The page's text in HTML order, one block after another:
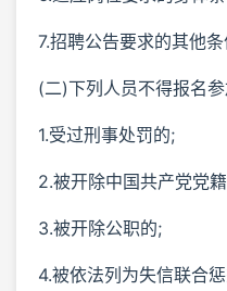
7.招聘公告要求的其他条
(二)下列人员不得报名参
1.受过刑事处罚的;
2.被开除中国共产党党
3.被开除公职的;
4.被依法列为失信联合